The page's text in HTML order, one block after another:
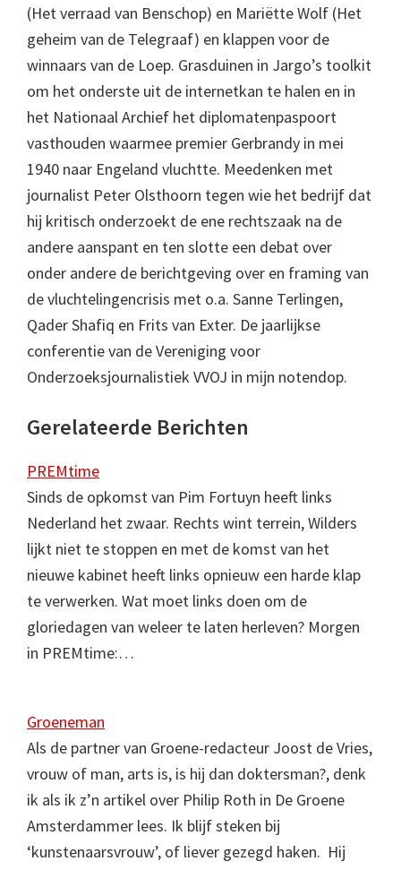
(Het verraad van Benschop) en Mariëtte Wolf (Het
geheim van de Telegraaf) en klappen voor de
winnaars van de Loep. Grasduinen in Jargo’s toolkit
om het onderste uit de internetkan te halen en in
het Nationaal Archief het diplomatenpaspoort
vasthouden waarmee premier Gerbrandy in mei
1940 naar Engeland vluchtte. Meedenken met
journalist Peter Olsthoorn tegen wie het bedrijf dat
hij kritisch onderzoekt de ene rechtszaak na de
andere aanspant en ten slotte een debat over
onder andere de berichtgeving over en framing van
de vluchtelingencrisis met o.a. Sanne Terlingen,
Qader Shafiq en Frits van Exter. De jaarlijkse
conferentie van de Vereniging voor
Onderzoeksjournalistiek VVOJ in mijn notendop.
Gerelateerde Berichten
PREMtime
Sinds de opkomst van Pim Fortuyn heeft links
Nederland het zwaar. Rechts wint terrein, Wilders
lijkt niet te stoppen en met de komst van het
nieuwe kabinet heeft links opnieuw een harde klap
te verwerken. Wat moet links doen om de
gloriedagen van weleer te laten herleven? Morgen
in PREMtime:…
Groeneman
Als de partner van Groene-redacteur Joost de Vries,
vrouw of man, arts is, is hij dan doktersman?, denk
ik als ik z’n artikel over Philip Roth in De Groene
Amsterdammer lees. Ik blijf steken bij
‘kunstenaarsvrouw’, of liever gezegd haken. Hij